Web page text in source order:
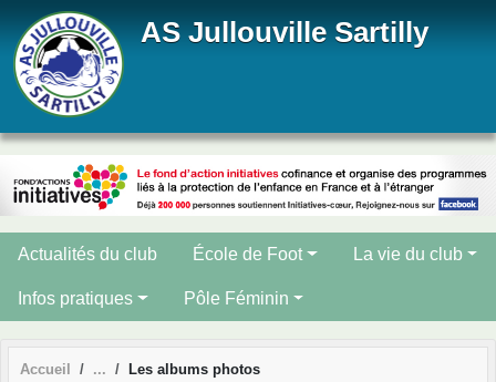
AS Jullouville Sartilly
Actualités du club École de Foot La vie du club
Infos pratiques Pôle Féminin
Accueil Les albums photos
Panneau de gestion des cookies